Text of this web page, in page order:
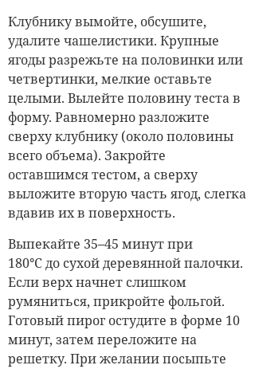
Клубнику вымойте, обсушите,
удалите чашелистики. Крупные
ягоды разрежьте на половинки или
четвертинки, мелкие оставьте
целыми. Вылейте половину теста в
форму. Равномерно разложите
сверху клубнику (около половины
всего объема). Закройте
оставшимся тестом, а сверху
выложите вторую часть ягод, слегка
вдавив их в поверхность.
Выпекайте 35–45 минут при
180°С до сухой деревянной палочки.
Если верх начнет слишком
румяниться, прикройте фольгой.
Готовый пирог остудите в форме 10
минут, затем переложите на
решетку. При желании посыпьте